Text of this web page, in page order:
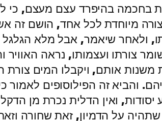
בחכמה בהיפרד עצם מעצם, כי
מיוחדת לכל אחד, הושם זה אש
ולאחר שיאמר, אבל מלא הגלגל
צורתו ועצמותו, נראה
אותם, ויקבלו המים צורת
והביא זה הפילוסופים
יסודות, ואין הדלית נכרת מן
על הדמיון, זאת שחורה